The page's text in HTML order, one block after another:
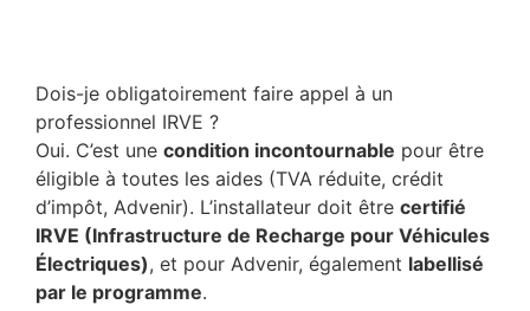
Dois-je obligatoirement faire appel à un
professionnel IRVE ?
Oui. C’est une condition incontournable pour être
éligible à toutes les aides (TVA réduite, crédit
d’impôt, Advenir). L’installateur doit être certifié
IRVE (Infrastructure de Recharge pour Véhicules
Électriques), et pour Advenir, également labellisé
par le programme.